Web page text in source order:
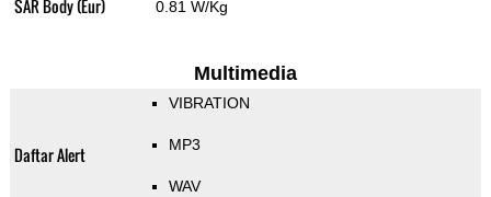
SAR Body (Eur) 0.81 W/Kg
Multimedia
Daftar Alert
VIBRATION
MP3
WAV